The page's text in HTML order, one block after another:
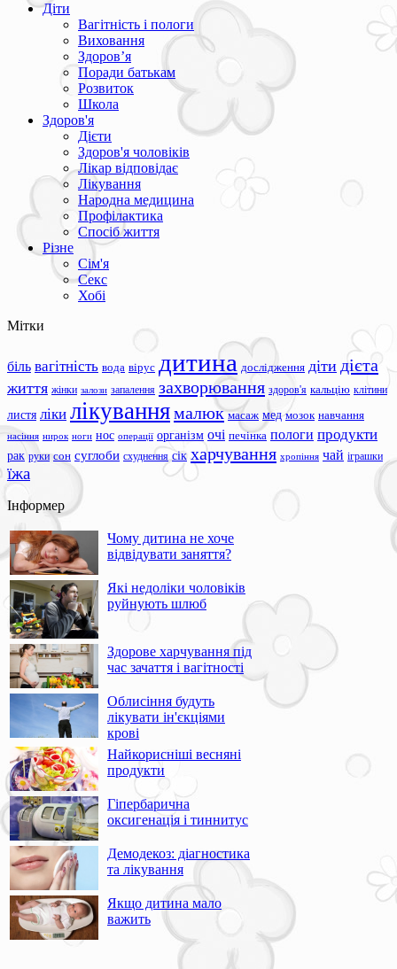
Діти
Вагітність і пологи
Виховання
Здоров’я
Поради батькам
Розвиток
Школа
Здоров'я
Дієти
Здоров'я чоловіків
Лікар відповідає
Лікування
Народна медицина
Профілактика
Спосіб життя
Різне
Сім'я
Секс
Хобі
Мітки
біль вагітність вода вірус дитина дослідження діти дієта
життя жінки залози запалення захворювання здоров'я кальцію клітини
листя ліки лікуваннямалюк масаж мед мозок навчання
насіння нирок ноги нос операції організм очі печінка пологи продукти
рак руки сон суглоби схуднення сік харчування хропіння чай іграшки
їжа
Інформер
Чому дитина не хоче
відвідувати заняття?
Які недоліки чоловіків
руйнують шлюб
Здорове харчування під
час зачаття і вагітності
Облисіння будуть
лікувати ін'єкціями
крові
Найкорисніші весняні
продукти
Гіпербарична
оксигенація і тиннитус
Демодекоз: діагностика
та лікування
Якщо дитина мало
важить